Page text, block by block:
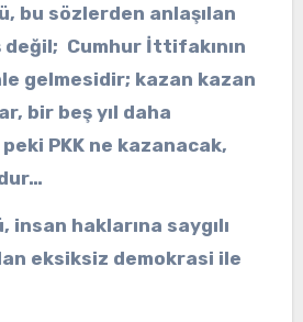
bu sözlerden anlaşılan
Cumhur İttifakının
gelmesidir; kazan kazan
bir beş yıl daha
PKK ne kazanacak,
insan haklarına saygılı
eksiksiz demokrasi ile